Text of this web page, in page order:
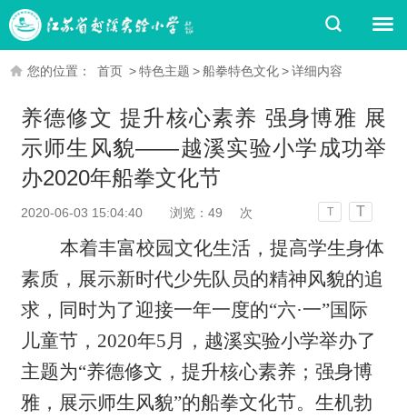
您的位置： 首页 >特色主题 >船拳特色文化>详细内容
养德修文 提升核心素养 强身博雅 展
示师生风貌——越溪实验小学成功举
办2020年船拳文化节
2020-06-03 15:04:40 浏览： 49 次 T T
本着丰富校园文化生活，提高学生身体
素质，展示新时代少先队员的精神风貌的追
求，同时为了迎接一年一度的“六·一”国际
儿童节， 2020年5月，越溪实验小学举办了
主题为“养德修文，提升核心素养；强身博
雅，展示师生风貌”的船拳文化节。生机勃